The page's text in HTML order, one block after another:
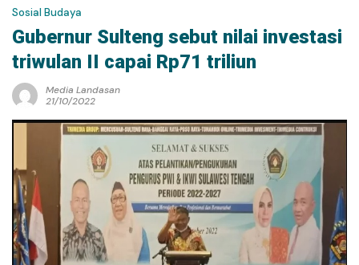
Sosial Budaya
Gubernur Sulteng sebut nilai investasi
triwulan II capai Rp71 triliun
Media Landasan
21/10/2022